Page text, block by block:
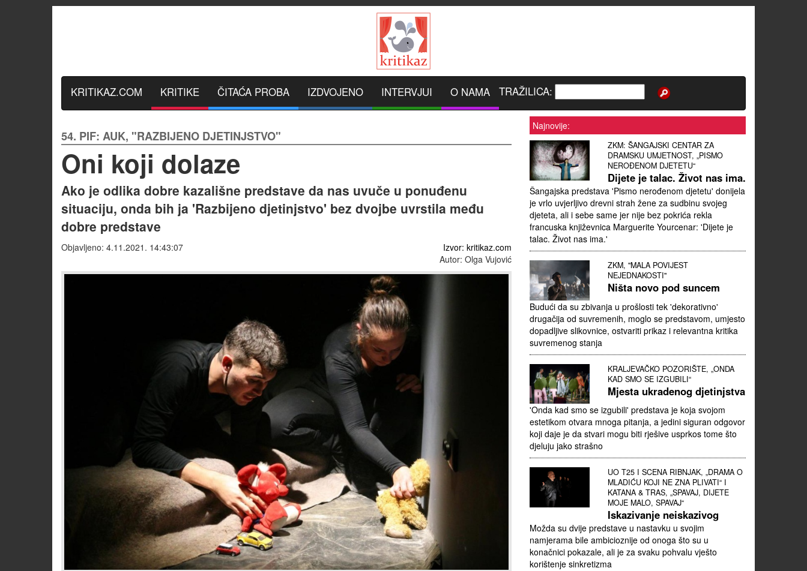
KRITIKAZ.COM KRITIKE ČITAĆA PROBA IZDVOJENO INTERVJUI O NAMA TRAŽILICA:
54. PIF: AUK, "RAZBIJENO DJETINJSTVO"
Oni koji dolaze
Ako je odlika dobre kazališne predstave da nas uvuče u ponuđenu
situaciju, onda bih ja 'Razbijeno djetinjstvo' bez dvojbe uvrstila među
dobre predstave
Objavljeno: 4.11.2021. 14:43:07
Izvor: kritikaz.com
Autor: Olga Vujović
Najnovije:
ZKM: ŠANGAJSKI CENTAR ZA
DRAMSKU UMJETNOST, „PISMO
NEROĐENOM DJETETU“
Dijete je talac. Život nas ima.
Šangajska predstava 'Pismo nerođenom djetetu' donijela
je vrlo uvjerljivo drevni strah žene za sudbinu svojeg
djeteta, ali i sebe same jer nije bez pokrića rekla
francuska književnica Marguerite Yourcenar: 'Dijete je
talac. Život nas ima.'
ZKM, "MALA POVIJEST
NEJEDNAKOSTI"
Ništa novo pod suncem
Budući da su zbivanja u prošlosti tek 'dekorativno'
drugačija od suvremenih, moglo se predstavom, umjesto
dopadljive slikovnice, ostvariti prikaz i relevantna kritika
suvremenog stanja
KRALJEVAČKO POZORIŠTE, „ONDA
KAD SMO SE IZGUBILI“
Mjesta ukradenog djetinjstva
'Onda kad smo se izgubili' predstava je koja svojom
estetikom otvara mnoga pitanja, a jedini siguran odgovor
koji daje je da stvari mogu biti rješive usprkos tome što
djeluju jako strašno
UO T25 I SCENA RIBNJAK, „DRAMA O
MLADIĆU KOJI NE ZNA PLIVATI“ I
KATANA & TRAS, „SPAVAJ, DIJETE
MOJE MALO, SPAVAJ“
Iskazivanje neiskazivog
Možda su dvije predstave u nastavku u svojim
namjerama bile ambicioznije od onoga što su u
konačnici pokazale, ali je za svaku pohvalu vješto
korištenje sinkretizma